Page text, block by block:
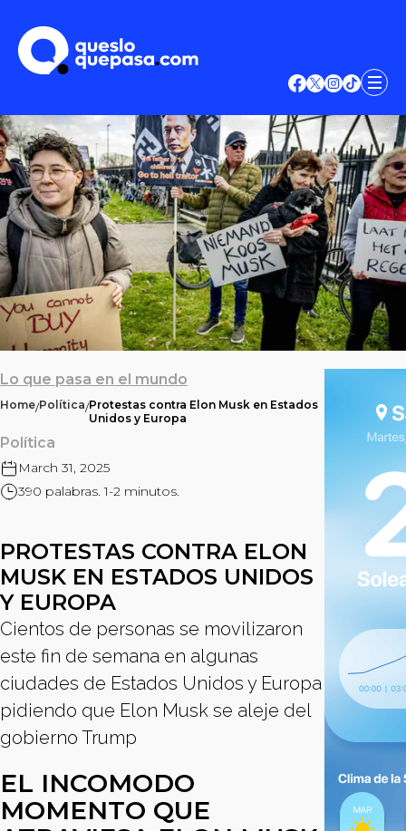
Lo que pasa en el mundo
Home/Política/Protestas contra Elon Musk en Estados
Unidos y Europa
Política
March 31, 2025
390 palabras. 1-2 minutos.
PROTESTAS CONTRA ELON
MUSK EN ESTADOS UNIDOS
Y EUROPA
Cientos de personas se movilizaron
este fin de semana en algunas
ciudades de Estados Unidos y Europa
pidiendo que Elon Musk se aleje del
gobierno Trump
EL INCOMODO
MOMENTO QUE